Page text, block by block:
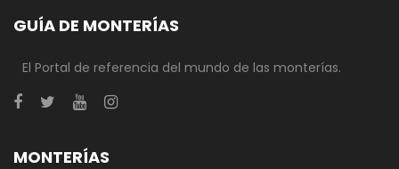
GUÍA DE MONTERÍAS
El Portal de referencia del mundo de las monterías.
MONTERÍAS